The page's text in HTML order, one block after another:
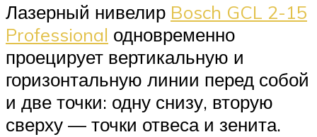
Лазерный нивелир Bosch GCL 2-15
Professional одновременно
проецирует вертикальную и
горизонтальную линии перед собой
и две точки: одну снизу, вторую
сверху — точки отвеса и зенита.